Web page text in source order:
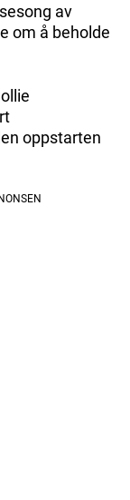
av
om å beholde
oppstarten